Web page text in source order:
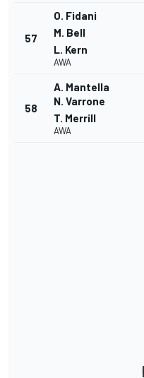
57
O. Fidani
M. Bell
L. Kern
AWA
58
A. Mantella
N. Varrone
T. Merrill
AWA